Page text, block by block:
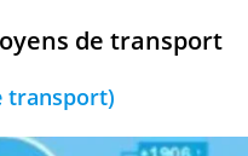
de transport
transport)